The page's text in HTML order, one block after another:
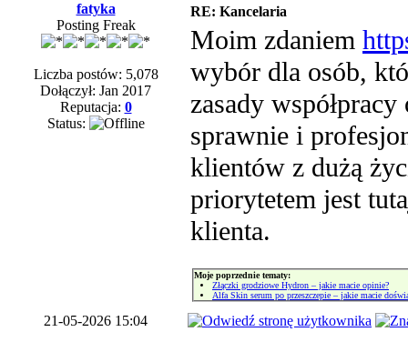
fatyka
Posting Freak
Liczba postów: 5,078
Dołączył: Jan 2017
Reputacja: 0
Status:
RE: Kancelaria
Moim zdaniem
wybór dla osób,
zasady
sprawnie i
klientów z dużą
priorytetem jest
klienta.
Moje poprzednie tematy:
Złączki grodziowe Hydron – jakie macie opinie?
Alfa Skin serum po przeszczepie – jakie macie
21-05-2026 15:04